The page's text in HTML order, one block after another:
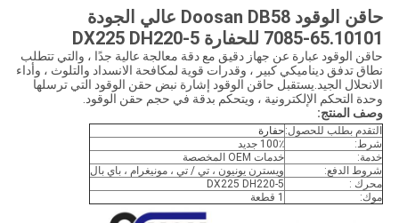
حاقن الوقود Doosan DB58 عالي الجودة
65.10101-7085 للحفارة DX225 DH220-5
حاقن الوقود عبارة عن جهاز دقيق مع دقة معالجة عالية جدًا ، والتي تتطلب
نطاق تدفق ديناميكي كبير ، وقدرات قوية لمكافحة الانسداد والتلوث ، وأداء
الانحلال الجيد.يستقبل حاقن الوقود إشارة نبض حقن الوقود التي ترسلها
وحدة التحكم الإلكترونية ، ويتحكم بدقة في حجم حقن الوقود.
وصف المنتج:
التقدم بطلب للحصول:حفارة
شرط:
100٪ جديد
خدمة:
خدمات OEM المخصصة
شروط الدفع:
ويسترن يونيون ، تي / تي ، مونيغرام ، باي بال
محرك :
DX225 DH220-5
موك:
1 قطعة